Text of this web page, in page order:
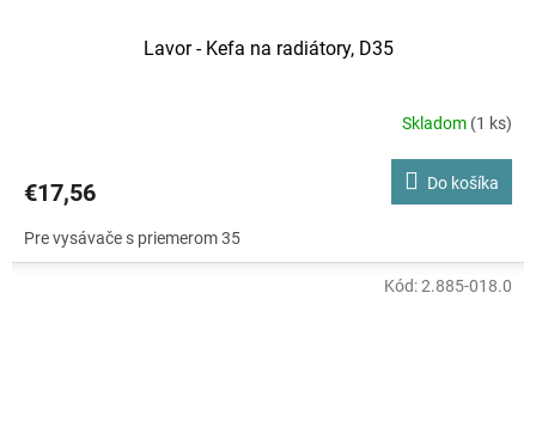
Lavor - Kefa na radiátory, D35
Skladom (1 ks)
€17,56 Do košíka
Pre vysávače s priemerom 35
Kód:2.885-018.0